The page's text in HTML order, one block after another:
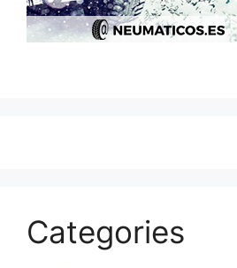
Categories